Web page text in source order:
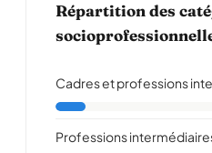
Répartition des
Cadres et professions
Professions